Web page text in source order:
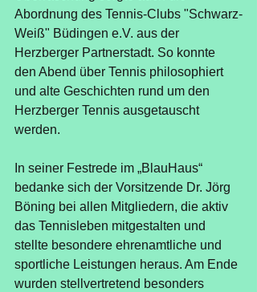
Abordnung des Tennis-Clubs "Schwarz-
Weiß" Büdingen e.V. aus der
Herzberger Partnerstadt. So konnte
den Abend über Tennis philosophiert
und alte Geschichten rund um den
Herzberger Tennis ausgetauscht
werden.
In seiner Festrede im „BlauHaus“
bedanke sich der Vorsitzende Dr. Jörg
Böning bei allen Mitgliedern, die aktiv
das Tennisleben mitgestalten und
stellte besondere ehrenamtliche und
sportliche Leistungen heraus. Am Ende
wurden stellvertretend besonders